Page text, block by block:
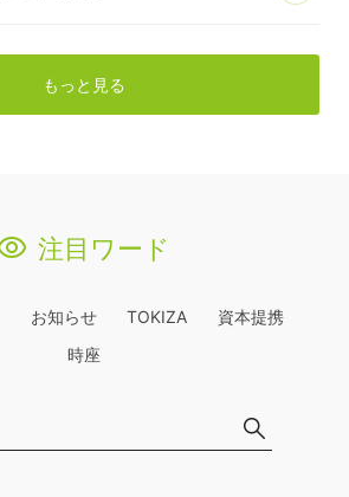
もっと見る
注目ワード
お知らせ TOKIZA
資本提携
時座